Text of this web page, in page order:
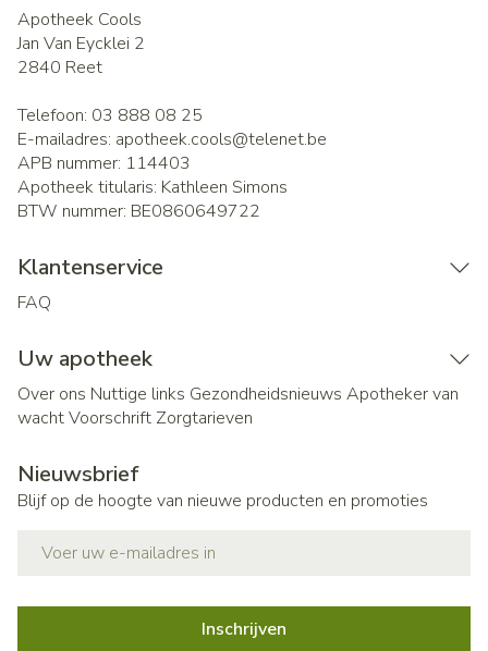
Apotheek Cools
Jan Van Eycklei 2
2840 Reet
Telefoon: 03 888 08 25
E-mailadres: apotheek.cools@telenet.be
APB nummer: 114403
Apotheek titularis: Kathleen Simons
BTW nummer: BE0860649722
Klantenservice
FAQ
Uw apotheek
Over ons Nuttige links Gezondheidsnieuws Apotheker van
wachtVoorschrift Zorgtarieven
Nieuwsbrief
Blijf op de hoogte van nieuwe producten en promoties
Inschrijven